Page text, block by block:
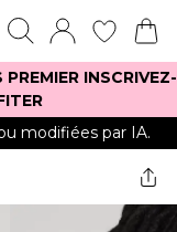
INSCRIVEZ-
modifiées par IA.